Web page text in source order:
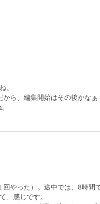
。
ら、編集開始はその後かなぁ
やった）。途中では、8時間で
、感じです。